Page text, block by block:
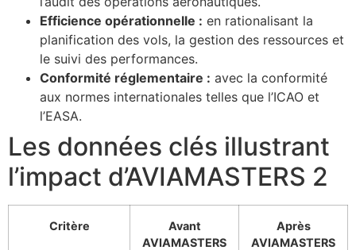
Efficience opérationnelle : en rationalisant la
planification des vols, la gestion des ressources et
le suivi des performances.
Conformité réglementaire : avec la conformité
aux normes internationales telles que l’ICAO et
l’EASA.
Les données clés illustrant
l’impact d’AVIAMASTERS 2
Critère
Avant
AVIAMASTERS
Après
AVIAMASTERS